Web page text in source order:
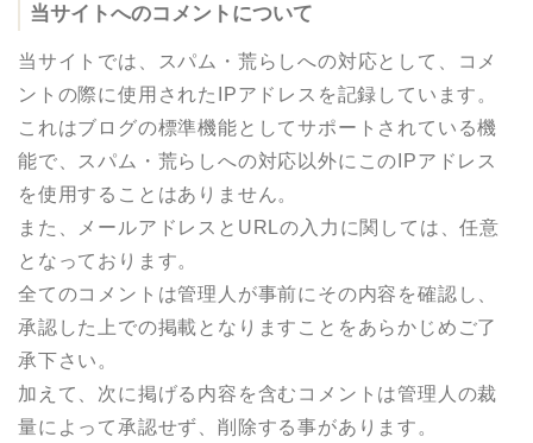
当サイトへのコメントについて
当サイトでは、スパム・荒らしへの対応として、コメ
ントの際に使用されたIPアドレスを記録しています。
これはブログの標準機能としてサポートされている機
能で、スパム・荒らしへの対応以外にこのIPアドレス
を使用することはありません。
また、メールアドレスとURLの入力に関しては、任意
となっております。
全てのコメントは管理人が事前にその内容を確認し、
承認した上での掲載となりますことをあらかじめご了
承下さい。
加えて、次に掲げる内容を含むコメントは管理人の裁
量によって承認せず、削除する事があります。